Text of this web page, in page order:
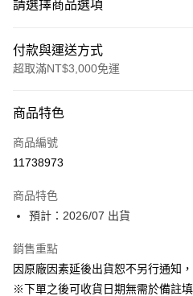
請選擇商品選項
付款與運送方式
超取滿NT$3,000免運
信用卡一次付款
超商取貨付款
ATM付款
運送方式
預購-全家取貨付款(舊)
商品特色
商品編號
11738973
商品特色
預計：2026/07 出貨
銷售重點
因原廠因素延後出貨恕不另行通知
※下單之後可收貨日期無需於備註